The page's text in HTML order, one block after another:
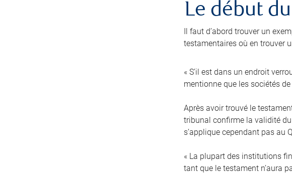
Le début
Il faut d’abord trouver un
testamentaires où en trouver
« S’il est dans un endroit
mentionne que les sociétés
Après avoir trouvé le
tribunal confirme la validité
s’applique cependant pas au
« La plupart des institutions
tant que le testament n’aura